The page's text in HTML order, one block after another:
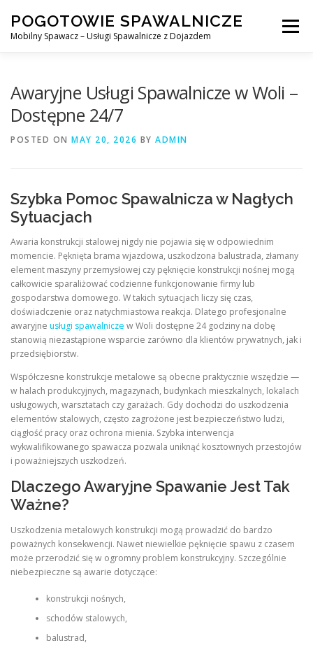
content
POGOTOWIE SPAWALNICZE
Mobilny Spawacz – Usługi Spawalnicze z Dojazdem
Menu
Awaryjne Usługi Spawalnicze w Woli –
Dostępne 24/7
POSTED ON MAY 20, 2026 BY ADMIN
Szybka Pomoc Spawalnicza w Nagłych
Sytuacjach
Awaria konstrukcji stalowej nigdy nie pojawia się w odpowiednim
momencie. Pęknięta brama wjazdowa, uszkodzona balustrada, złamany
element maszyny przemysłowej czy pęknięcie konstrukcji nośnej mogą
całkowicie sparaliżować codzienne funkcjonowanie firmy lub
gospodarstwa domowego. W takich sytuacjach liczy się czas,
doświadczenie oraz natychmiastowa reakcja. Dlatego profesjonalne
awaryjne usługi spawalnicze w Woli dostępne 24 godziny na dobę
stanowią niezastąpione wsparcie zarówno dla klientów prywatnych, jak i
przedsiębiorstw.
Współczesne konstrukcje metalowe są obecne praktycznie wszędzie —
w halach produkcyjnych, magazynach, budynkach mieszkalnych, lokalach
usługowych, warsztatach czy garażach. Gdy dochodzi do uszkodzenia
elementów stalowych, często zagrożone jest bezpieczeństwo ludzi,
ciągłość pracy oraz ochrona mienia. Szybka interwencja
wykwalifikowanego spawacza pozwala uniknąć kosztownych przestojów
i poważniejszych uszkodzeń.
Dlaczego Awaryjne Spawanie Jest Tak
Ważne?
Uszkodzenia metalowych konstrukcji mogą prowadzić do bardzo
poważnych konsekwencji. Nawet niewielkie pęknięcie spawu z czasem
może przerodzić się w ogromny problem konstrukcyjny. Szczególnie
niebezpieczne są awarie dotyczące:
konstrukcji nośnych,
schodów stalowych,
balustrad,